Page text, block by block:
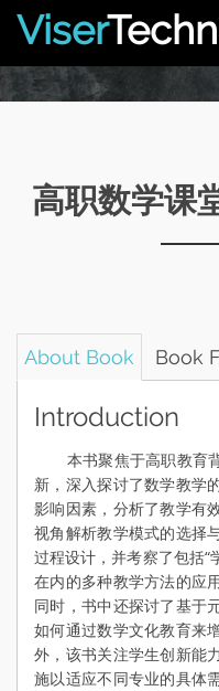
Viser
高职数学课
About Book Book
Introduction
本书聚焦于高职教育背
新，深入探讨了数学教学
影响因素，分析了教学有
视角解析教学模式的选择
过程设计，并考察了包括“
在内的多种教学方法的应
同时，书中还探讨了基于
如何通过数学文化教育来
外，该书关注学生创新能
施以适应不同专业的具体